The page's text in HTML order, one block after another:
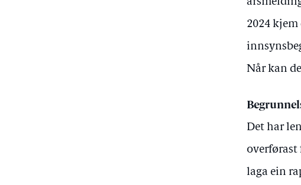
2024
Når kan
Det har
overførast
laga ein